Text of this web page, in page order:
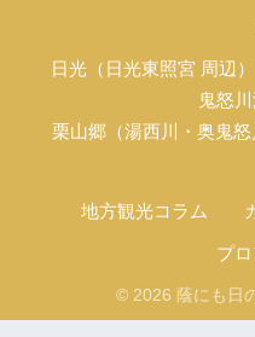
日光（日光東照宮 周辺）
鬼怒
栗山郷（湯西川・奥鬼怒
地方観光コラム
プ
© 2026 蔭にも日